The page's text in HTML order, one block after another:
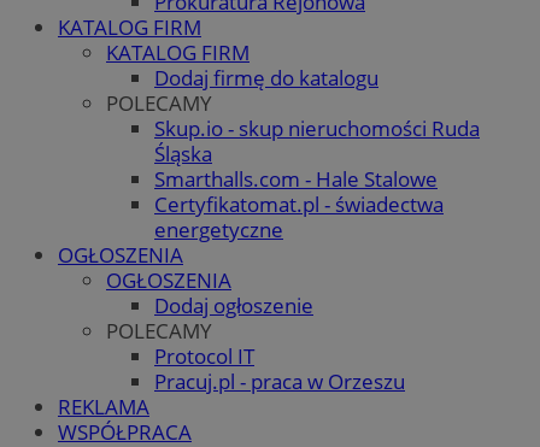
KATALOG FIRM
KATALOG FIRM
Dodaj firmę do katalogu
POLECAMY
Skup.io - skup nieruchomości Ruda
Śląska
Smarthalls.com - Hale Stalowe
Certyfikatomat.pl - świadectwa
energetyczne
OGŁOSZENIA
OGŁOSZENIA
Dodaj ogłoszenie
POLECAMY
Protocol IT
Pracuj.pl - praca w Orzeszu
REKLAMA
WSPÓŁPRACA